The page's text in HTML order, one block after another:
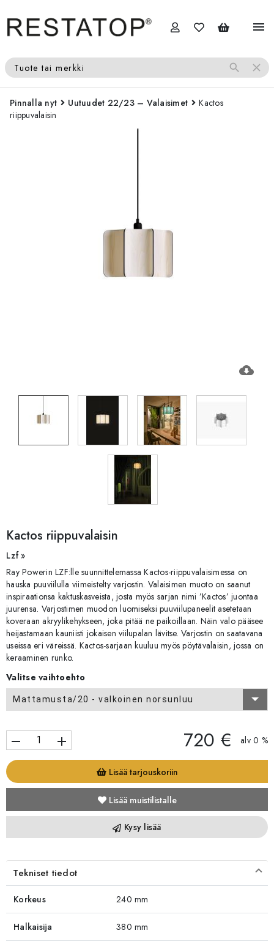
menu
Tuote tai merkki search close
Pinnalla nyt Uutuudet 22/23 – Valaisimet
Kactos
riippuvalaisin
cloud_download
Kactos riippuvalaisin
Lzf »
Ray Powerin LZF:lle suunnittelemassa Kactos-riippuvalaisimessa on
hauska puuviilulla viimeistelty varjostin. Valaisimen muoto on saanut
inspiraationsa kaktuskasveista, josta myös sarjan nimi ’Kactos’ juontaa
juurensa. Varjostimen muodon luomiseksi puuviilupaneelit asetetaan
koveraan akryylikehykseen, joka pitää ne paikoillaan. Näin valo pääsee
heijastamaan kauniisti jokaisen viilupalan lävitse. Varjostin on saatavana
useissa eri väreissä. Kactos-sarjaan kuuluu myös pöytävalaisin, jossa on
keraaminen runko.
Valitse vaihtoehto
Mattamusta/20 - valkoinen norsunluu
remove add 720 € alv 0 %
Lisää tarjouskoriin
Lisää muistilistalle
Kysy lisää
Tekniset tiedot
Korkeus 240 mm
Halkaisija 380 mm